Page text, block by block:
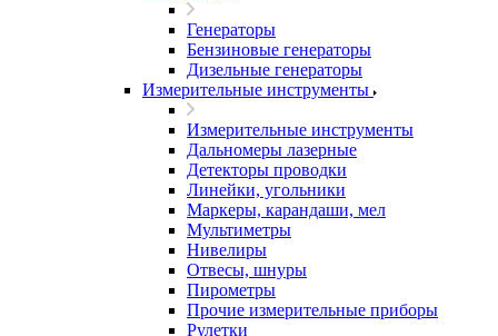
Генераторы
Бензиновые генераторы
Дизельные генераторы
Измерительные инструменты
Измерительные инструменты
Дальномеры лазерные
Детекторы проводки
Линейки, угольники
Маркеры, карандаши, мел
Мультиметры
Нивелиры
Отвесы, шнуры
Пирометры
Прочие измерительные приборы
Рулетки